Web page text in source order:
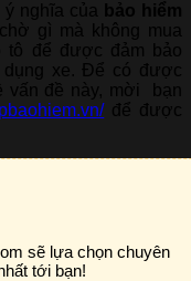
nghĩa của
bảo hiểm
gì mà không mua
tô để được đảm bảo
dụng xe. Để có được
vấn đề này, mời bạn
để được
sẽ lựa chọn chuyên
tới bạn!